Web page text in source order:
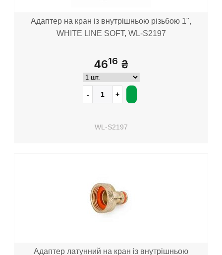
Адаптер на кран із внутрішньою різьбою 1",
WHITE LINE SOFT, WL-S2197
4616 ₴
WL-S2197
Адаптер латунний на кран із внутрішньою